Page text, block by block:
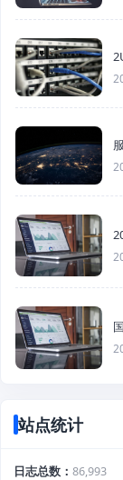
站点统计
日志总数 86,993